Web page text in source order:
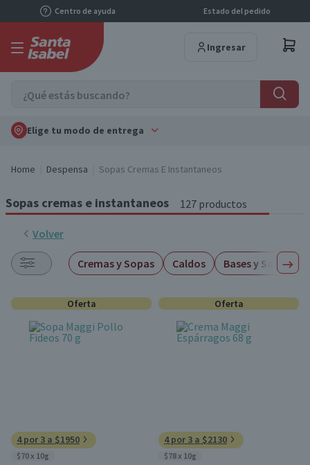
Centro de ayuda Estado del pedido
Ingresar
Elige tu modo de entrega
Home Despensa Sopas Cremas E Instantaneos
Sopas cremas e instantaneos 127 productos
Volver
Cremas y Sopas Caldos Bases y Salsas
Oferta
4 por 3 a $1950
$70 x 10g
Oferta
4 por 3 a $2130
$78 x 10g